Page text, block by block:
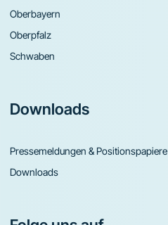
Oberbayern
Oberpfalz
Schwaben
Downloads
Pressemeldungen & Positionspapiere
Downloads